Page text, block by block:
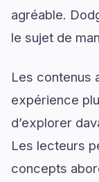
agréable.
le sujet de
Les contenus
expérience
d’explorer
Les lecteurs
concepts